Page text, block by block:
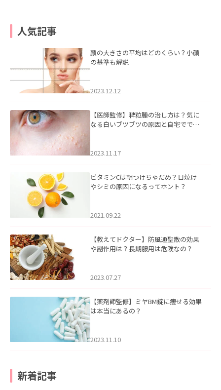
人気記事
顔の大きさの平均はどのくらい？小顔
の基準も解説
2023.12.12
【医師監修】稗粒腫の治し方は？気に
なる白いブツブツの原因と自宅ででき
2023.11.17
ビタミンCは朝つけちゃだめ？日焼け
やシミの原因になるってホント？
2021.09.22
【教えてドクター】防風通聖散の効果
や副作用は？長期服用は危険なの？
2023.07.27
【薬剤師監修】ミヤBM錠に痩せる効果
は本当にあるの？
2023.11.10
新着記事